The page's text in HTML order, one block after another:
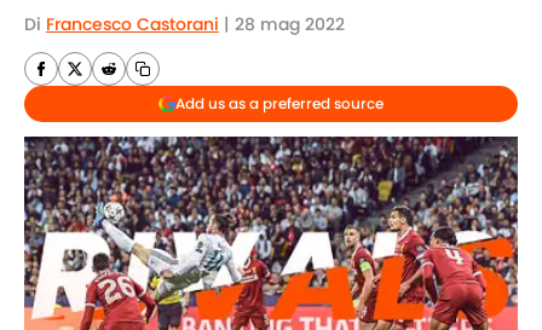
Di Francesco Castorani | 28 mag 2022
Add us as a preferred source